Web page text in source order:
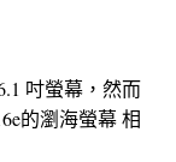
吋螢幕，然而
的瀏海螢幕 相